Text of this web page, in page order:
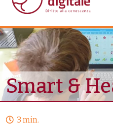
Progetti Smart
Smart &
3 min.